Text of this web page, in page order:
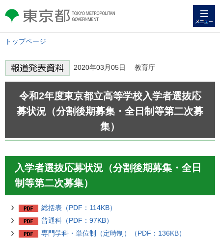
東京都 TOKYO METROPOLITAN
GOVERNMENT
トップページ
2020年03月05日 教育庁
令和2年度東京都立高等学校入学者選抜応
募状況（分割後期募集・全日制等第二次募
集）
入学者選抜応募状況（分割後期募集・全日
制等第二次募集）
総括表（PDF：114KB）
普通科（PDF：97KB）
専門学科・単位制（定時制）（PDF：136KB）